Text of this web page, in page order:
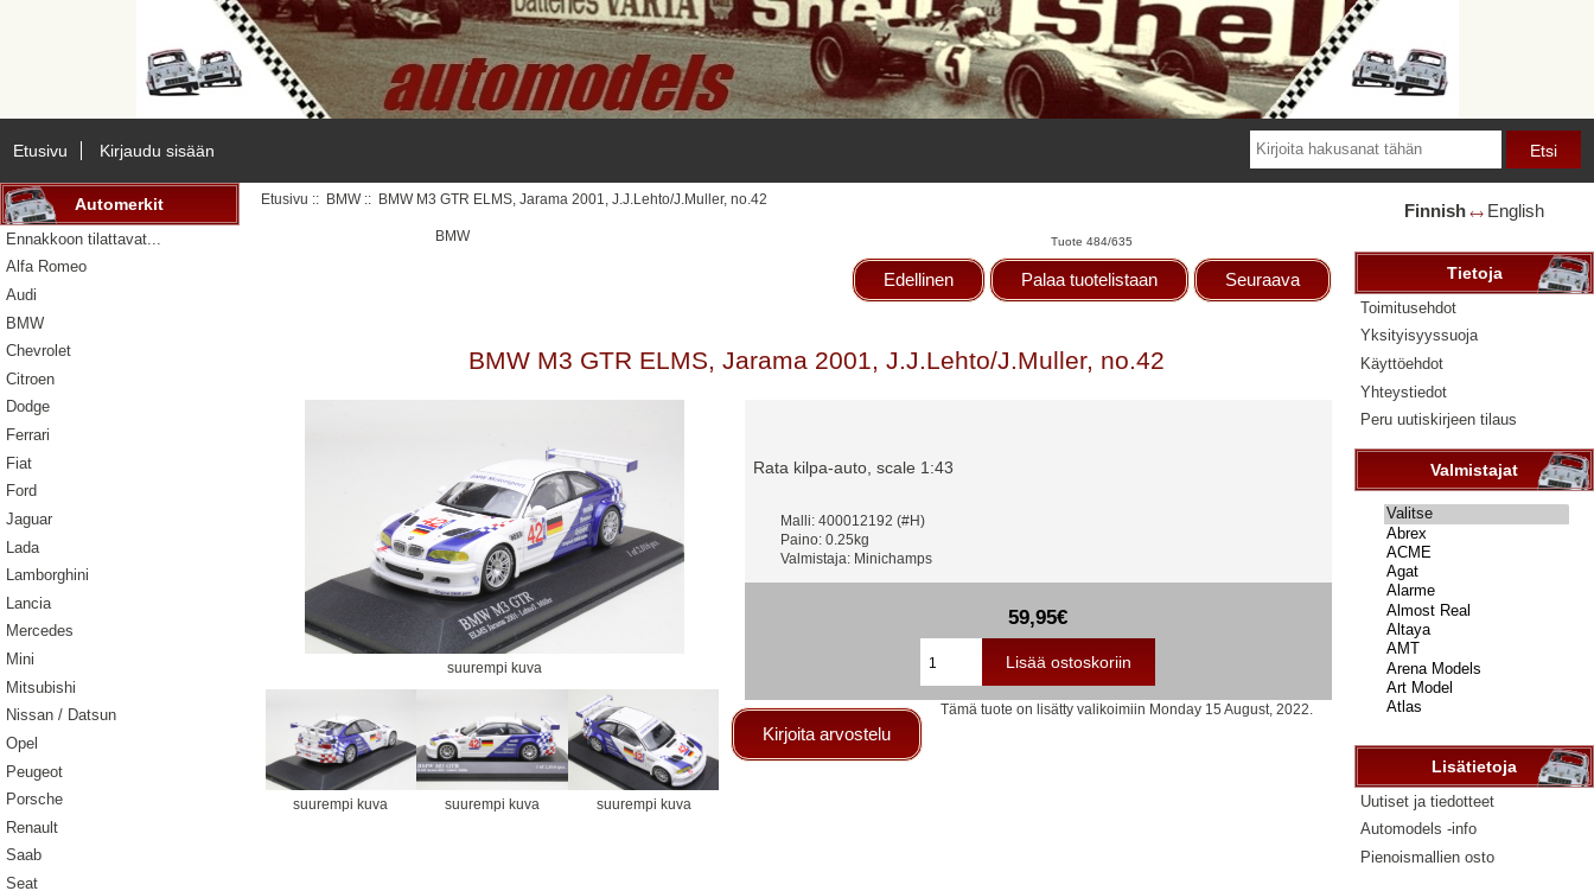
Etusivu Kirjaudu sisään
Automerkit
Ennakkoon tilattavat...
Alfa Romeo
Audi
BMW
Chevrolet
Citroen
Dodge
Ferrari
Fiat
Ford
Jaguar
Lada
Lamborghini
Lancia
Mercedes
Mini
Mitsubishi
Nissan / Datsun
Opel
Peugeot
Porsche
Renault
Saab
Seat
Etusivu :: BMW:: BMW M3 GTR ELMS, Jarama 2001, J.J.Lehto/J.Muller, no.42
BMW Tuote 484/635
Edellinen Palaa tuotelistaan Seuraava
BMW M3 GTR ELMS, Jarama 2001, J.J.Lehto/J.Muller, no.42
suurempi kuva
suurempi kuva suurempi kuva suurempi kuva
Rata kilpa-auto, scale 1:43
Malli: 400012192 (#H)
Paino: 0.25kg
Valmistaja: Minichamps
59,95€
Kirjoita arvostelu
Tämä tuote on lisätty valikoimiin Monday 15 August, 2022.
Finnish 🡘 English
Tietoja
Toimitusehdot
Yksityisyyssuoja
Käyttöehdot
Yhteystiedot
Peru uutiskirjeen tilaus
Valmistajat
Valitse
...
Lisätietoja
Uutiset ja tiedotteet
Automodels -info
Pienoismallien osto